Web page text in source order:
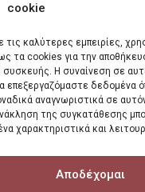
cookie
τις καλύτερες εμπειρίες,
τα cookies για την
συσκευής. Η συναίνεση σε
επεξεργαζόμαστε δεδομένα
αναγνωριστικά σε
της συγκατάθεσης
χαρακτηριστικά και
Αποδέχομαι
Χανιά,
28213
E-mail